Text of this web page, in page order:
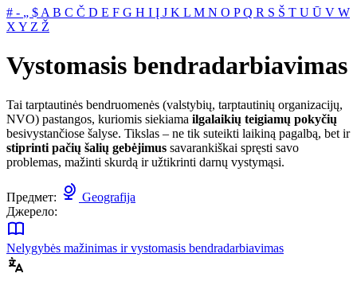
# ‐ „ $ A B C Č D E F G H I Į J K L M N O PQ R S Š T U Ū V W
X Y Z Ž
Vystomasis bendradarbiavimas
Tai tarptautinės bendruomenės (valstybių, tarptautinių organizacijų,
NVO) pastangos, kuriomis siekiama ilgalaikių teigiamų pokyčių
besivystančiose šalyse. Tikslas – ne tik suteikti laikiną pagalbą, bet ir
stiprinti pačių šalių gebėjimus savarankiškai spręsti savo
problemas, mažinti skurdą ir užtikrinti darnų vystymąsi.
Предмет:
Geografija
Джерело:
Nelygybės mažinimas ir vystomasis bendradarbiavimas